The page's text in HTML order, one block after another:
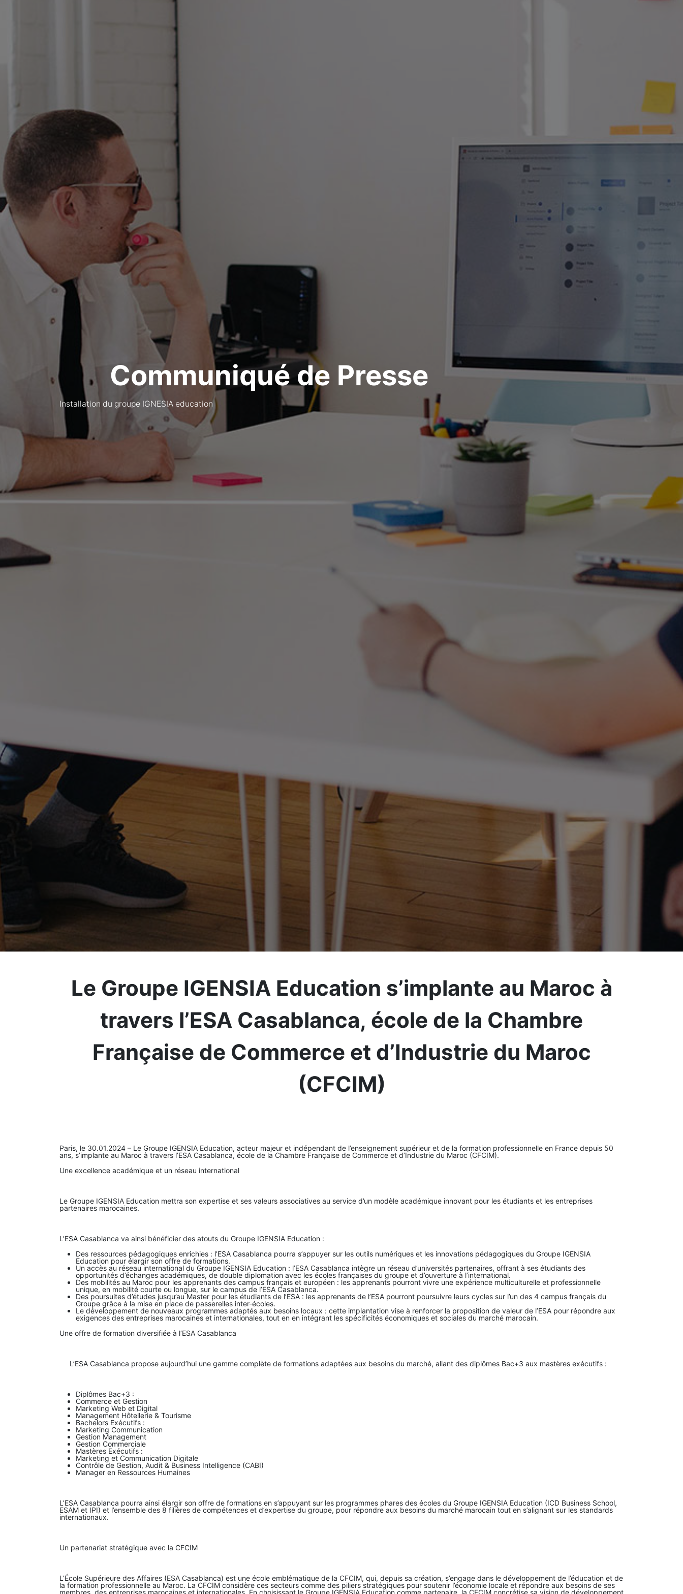
Communiqué de Presse
Installation du groupe IGNESIA education
Le Groupe IGENSIA Education s’implante au Maroc à
travers l’ESA Casablanca, école de la Chambre
Française de Commerce et d’Industrie du Maroc
(CFCIM)
Paris, le 30.01.2024 – Le Groupe IGENSIA Education, acteur majeur et indépendant de l’enseignement supérieur et de la formation professionnelle en France depuis 50
ans, s’implante au Maroc à travers l’ESA Casablanca, école de la Chambre Française de Commerce et d’Industrie du Maroc (CFCIM).
Une excellence académique et un réseau international
Le Groupe IGENSIA Education mettra son expertise et ses valeurs associatives au service d’un modèle académique innovant pour les étudiants et les entreprises
partenaires marocaines.
L’ESA Casablanca va ainsi bénéficier des atouts du Groupe IGENSIA Education :
Des ressources pédagogiques enrichies : l’ESA Casablanca pourra s’appuyer sur les outils numériques et les innovations pédagogiques du Groupe IGENSIA
Education pour élargir son offre de formations.
Un accès au réseau international du Groupe IGENSIA Education : l’ESA Casablanca intègre un réseau d’universités partenaires, offrant à ses étudiants des
opportunités d’échanges académiques, de double diplomation avec les écoles françaises du groupe et d’ouverture à l’international.
Des mobilités au Maroc pour les apprenants des campus français et européen : les apprenants pourront vivre une expérience multiculturelle et professionnelle
unique, en mobilité courte ou longue, sur le campus de l’ESA Casablanca.
Des poursuites d’études jusqu’au Master pour les étudiants de l’ESA : les apprenants de l’ESA pourront poursuivre leurs cycles sur l’un des 4 campus français du
Groupe grâce à la mise en place de passerelles inter-écoles.
Le développement de nouveaux programmes adaptés aux besoins locaux : cette implantation vise à renforcer la proposition de valeur de l’ESA pour répondre aux
exigences des entreprises marocaines et internationales, tout en en intégrant les spécificités économiques et sociales du marché marocain.
Une offre de formation diversifiée à l’ESA Casablanca
​​ ​L’ESA Casablanca propose aujourd’hui une gamme complète de formations adaptées aux besoins du marché, allant des diplômes Bac+3 aux mastères exécutifs :
Diplômes Bac+3 :
Commerce et Gestion
Marketing Web et Digital
Management Hôtellerie & Tourisme
Bachelors Exécutifs :
Marketing Communication
Gestion Management
Gestion Commerciale
Mastères Exécutifs :
Marketing et Communication Digitale
Contrôle de Gestion, Audit & Business Intelligence (CABI)
Manager en Ressources Humaines
L’ESA Casablanca pourra ainsi élargir son offre de formations en s’appuyant sur les programmes phares des écoles du Groupe IGENSIA Education (ICD Business School,
ESAM et IPI) et l’ensemble des 8 filières de compétences et d’expertise du groupe, pour répondre aux besoins du marché marocain tout en s’alignant sur les standards
internationaux.
Un partenariat stratégique avec la CFCIM
L’École Supérieure des Affaires (ESA Casablanca) est une école emblématique de la CFCIM, qui, depuis sa création, s’engage dans le développement de l’éducation et de
la formation professionnelle au Maroc. La CFCIM considère ces secteurs comme des piliers stratégiques pour soutenir l’économie locale et répondre aux besoins de ses
membres, des entreprises marocaines et internationales. En choisissant le Groupe IGENSIA Education comme partenaire, la CFCIM concrétise sa vision de développement